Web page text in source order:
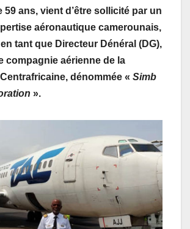
59 ans, vient d’être sollicité par un
aéronautique camerounais,
tant que Directeur Dénéral (DG),
compagnie aérienne de la
dénommée « Simb
».